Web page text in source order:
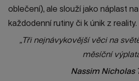
oblečení), ale slouží jako náplast
každodenní rutiny či k únik z reality.
„Tři nejnávykovější věci na
měsíční
Nassim Nicholas